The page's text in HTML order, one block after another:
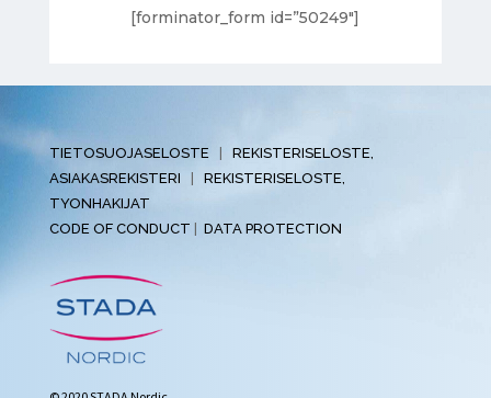
[forminator_form id=”50249″]
TIETOSUOJASELOSTE| REKISTERISELOSTE,
ASIAKASREKISTERI
REKISTERISELOSTE,
TYONHAKIJAT
CODE OF CONDUCT
DATA PROTECTION